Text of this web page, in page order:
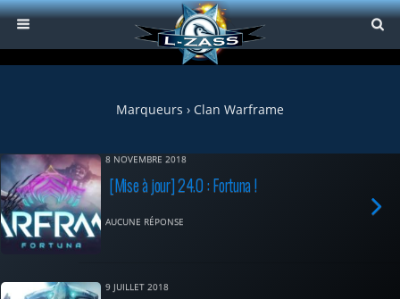
Marqueurs › Clan Warframe
8 NOVEMBRE 2018
[Mise à jour] 24.0 : Fortuna !
AUCUNE RÉPONSE
9 JUILLET 2018